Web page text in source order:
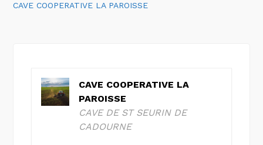
CAVE COOPERATIVE LA PAROISSE
CAVE COOPERATIVE LA
PAROISSE
CAVE DE ST SEURIN DE
CADOURNE